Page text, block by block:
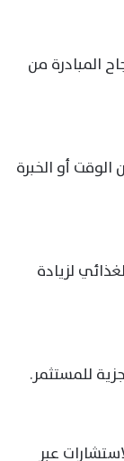
المبادرة من
أو الخبرة
لزيادة
للمستثمر.
عبر